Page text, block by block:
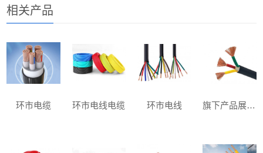
相关产品
环市电缆 环市电线电缆 环市电线 旗下产品展示三